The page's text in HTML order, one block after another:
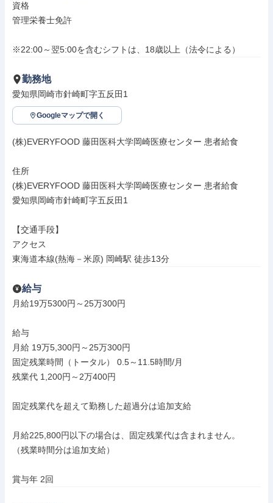
資格
管理栄養士免許
※22:00～翌5:00を含むシフトは、18歳以上（法令による）
勤務地
愛知県岡崎市針崎町字五反田1
Googleマップで開く
(株)EVERYFOOD 藤田医科大学岡崎医療センター 患者給食
住所
(株)EVERYFOOD 藤田医科大学岡崎医療センター 患者給食
愛知県岡崎市針崎町字五反田1
【交通手段】
アクセス
東海道本線(熱海－米原) 岡崎駅 徒歩13分
給与
月給19万5300円～25万300円
給与
月給 19万5,300円～25万300円
固定残業時間（トータル） 0.5～11.5時間/月
残業代 1,200円～2万400円
固定残業代を超えて勤務した超過分は追加支給
月給225,800円以下の場合は、固定残業代は含まれません。
（残業時間分は追加支給）
賞与年 2回